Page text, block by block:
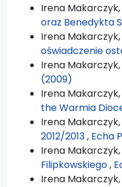
Irena Makarczyk,
oraz Benedykta
Irena Makarczyk,
oświadczenie
Irena Makarczyk,
(2009)
Irena Makarczyk,
the Warmia
Irena Makarczyk,
2012/2013, Echa
Irena Makarczyk,
Filipkowskiego,
Irena Makarczyk,